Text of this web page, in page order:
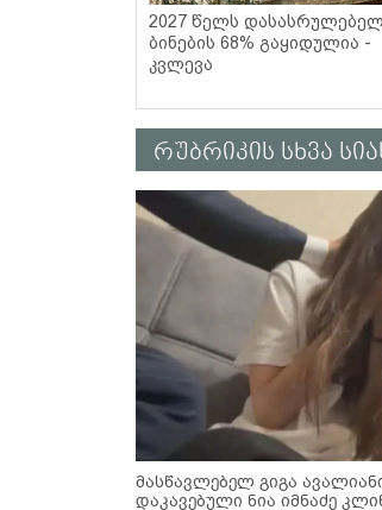
2027 წელს
ბინების 68% გაყიდულია -
კვლევა
რუბრიკის სხვა
მასწავლებელ გიგა
დაკავებული ნია იმნაძე